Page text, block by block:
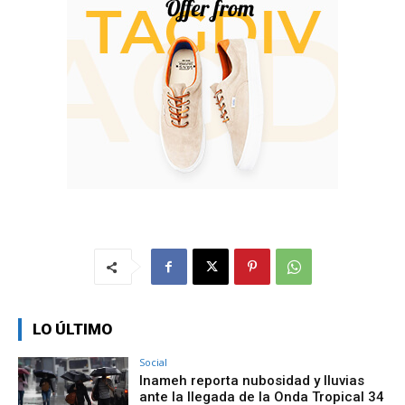
LO ÚLTIMO
Social
Inameh reporta nubosidad y lluvias
ante la llegada de la Onda Tropical 34